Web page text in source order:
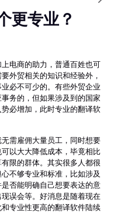
更专业？
电商的助力，普通百姓也可
外贸相关的知识和经验外，
必不可少的。有些外贸企业
务的，但如果涉及到的国家
必增加，此时专业的翻译软
需雇佣大量员工，同时想要
以大大降低成本，毕竟相比
限的群体。其实很多人都很
不够专业和标准，比如涉及
否能明确自己想要表达的意
误会等。好消息是随着现在
专业性更高的翻译软件陆续